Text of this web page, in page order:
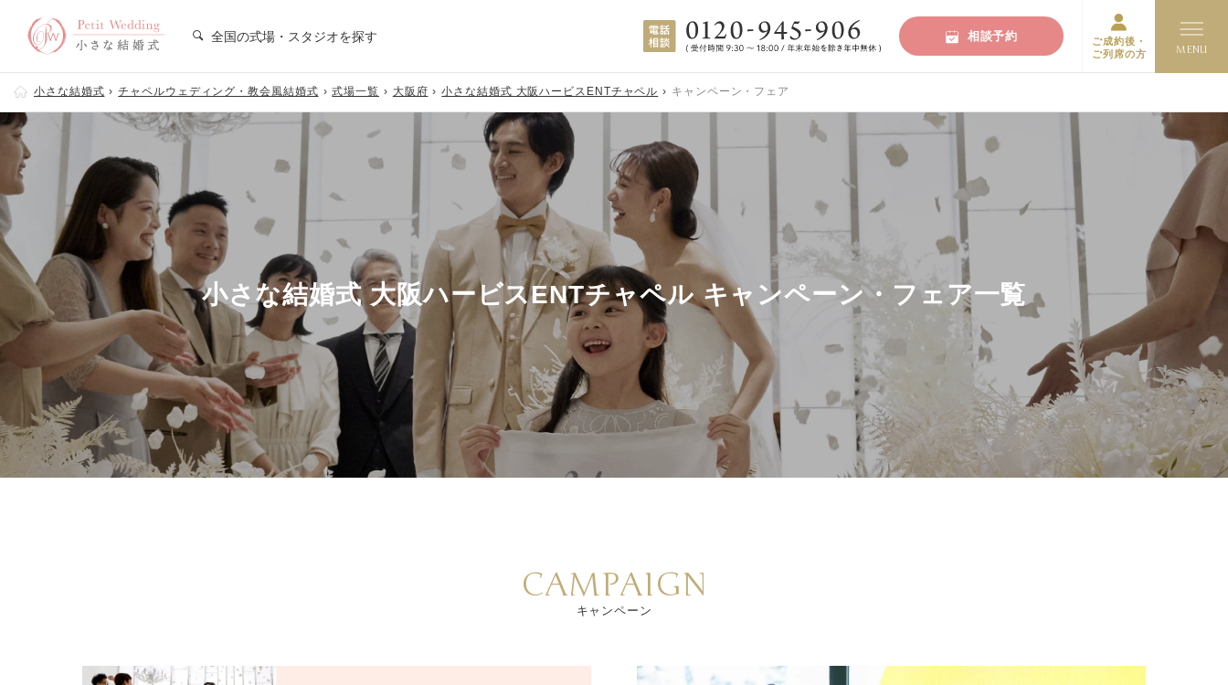
全国の式場・スタジオを探す 相談予約
ご成約後・
ご列席の方
小さな結婚式 チャペルウェディング・教会風結婚式 式場一覧 大阪府 小さな結婚式 大阪ハービスENTチャペル キャンペーン・フェア
小さな結婚式 大阪ハービスENTチャペル キャンペーン・フェア一覧
CAMPAIGN
キャンペーン